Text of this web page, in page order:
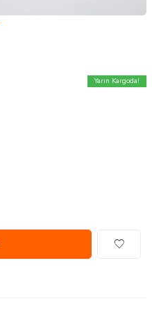
Yarın Kargoda!